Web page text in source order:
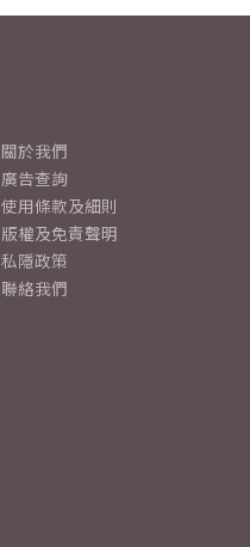
關於我們
廣告查詢
使用條款及細則
版權及免責聲明
私隱政策
聯絡我們